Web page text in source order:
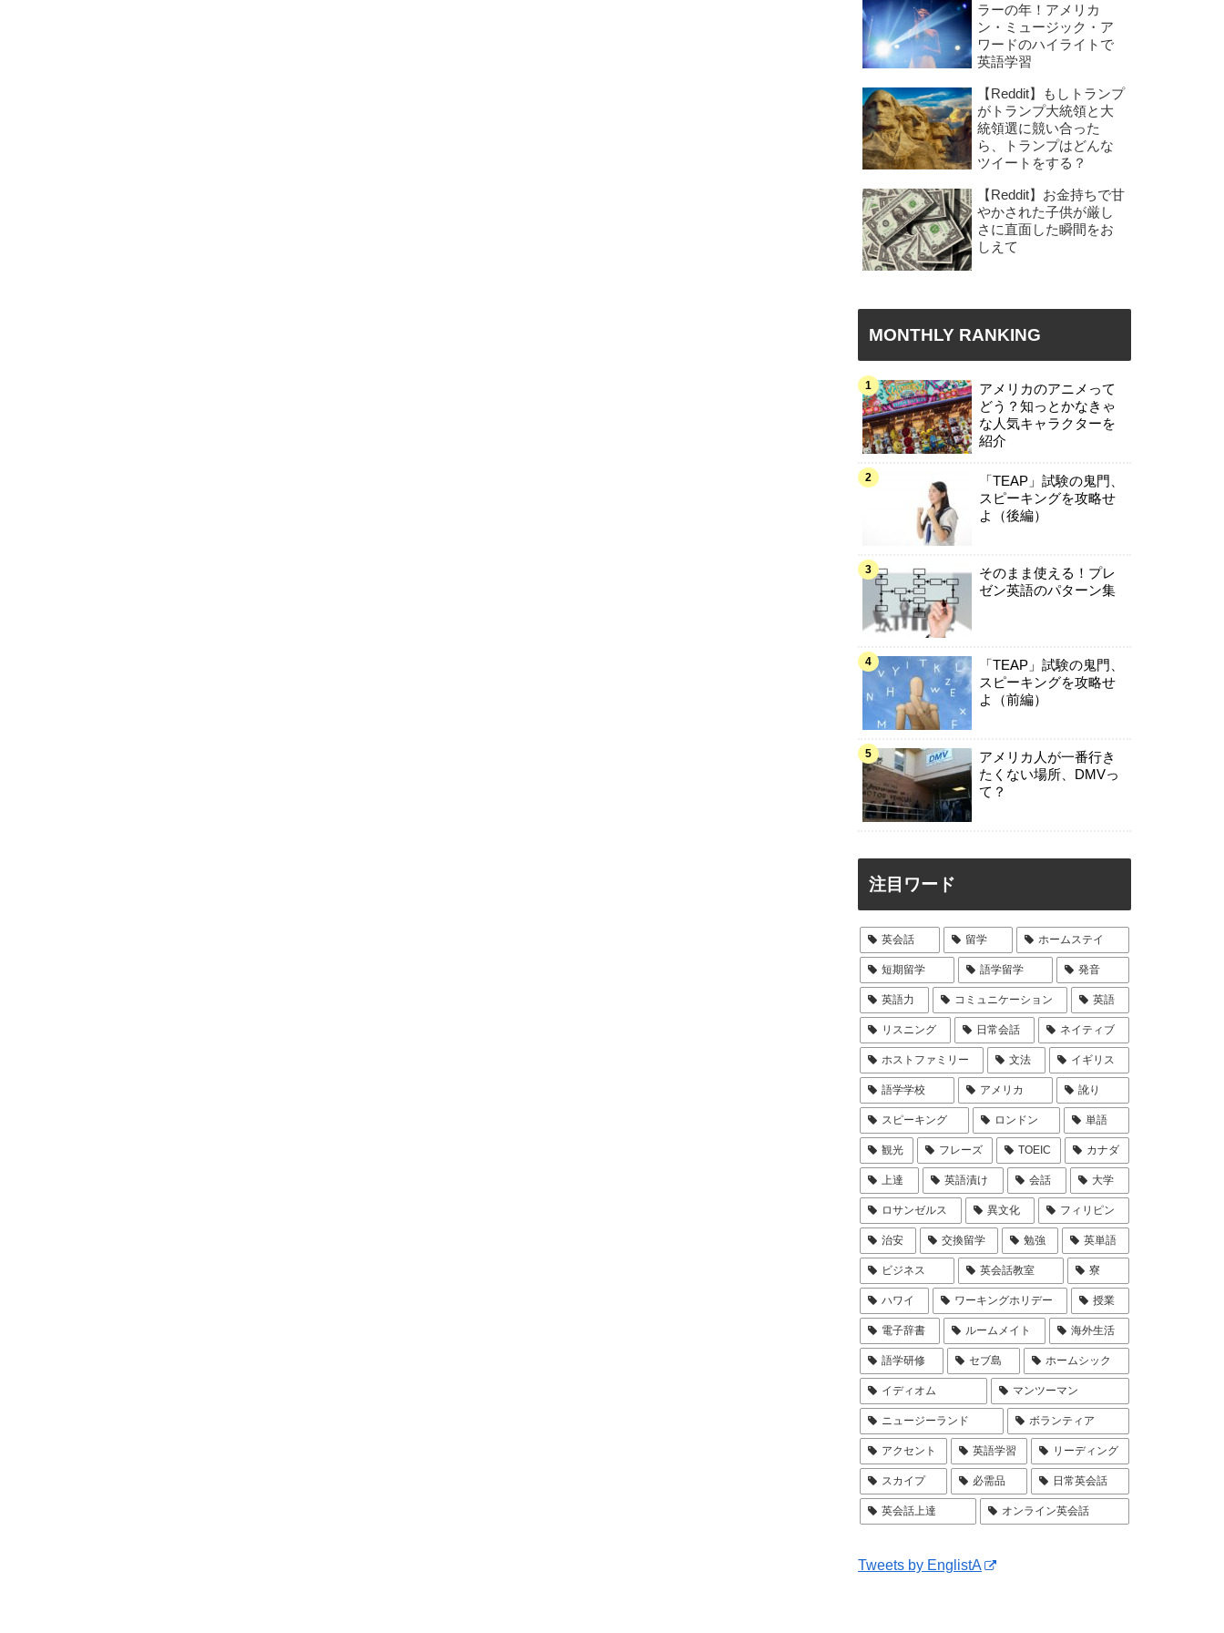
ラーの年！アメリカ
ン・ミュージック・ア
ワードのハイライトで
英語学習
【Reddit】もしトランプ
がトランプ大統領と大
統領選に競い合った
ら、トランプはどんな
ツイートをする？
【Reddit】お金持ちで甘
やかされた子供が厳し
さに直面した瞬間をお
しえて
MONTHLY RANKING
アメリカのアニメって
どう？知っとかなきゃ
な人気キャラクターを
紹介
「TEAP」試験の鬼門、
スピーキングを攻略せ
よ（後編）
そのまま使える！プレ
ゼン英語のパターン集
「TEAP」試験の鬼門、
スピーキングを攻略せ
よ（前編）
アメリカ人が一番行き
たくない場所、DMVっ
て？
注目ワード
英会話 留学 ホームステイ
短期留学 語学留学 発音
英語力 コミュニケーション 英語
リスニング 日常会話 ネイティブ
ホストファミリー 文法 イギリス
語学学校 アメリカ 訛り
スピーキング ロンドン 単語
観光 フレーズ TOEIC カナダ
上達 英語漬け 会話 大学
ロサンゼルス 異文化 フィリピン
治安 交換留学 勉強 英単語
ビジネス 英会話教室 寮
ハワイ ワーキングホリデー 授業
電子辞書 ルームメイト 海外生活
語学研修 セブ島 ホームシック
イディオム マンツーマン
ニュージーランド ボランティア
アクセント 英語学習 リーディング
スカイプ 必需品 日常英会話
英会話上達 オンライン英会話
Tweets by EnglistA